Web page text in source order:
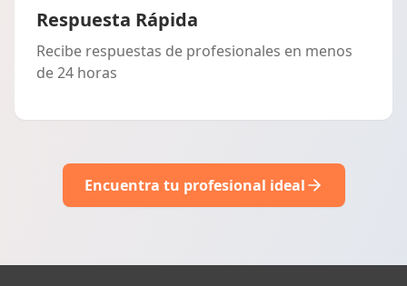
Respuesta Rápida
Recibe respuestas de profesionales en menos
de 24 horas
Encuentra tu profesional ideal